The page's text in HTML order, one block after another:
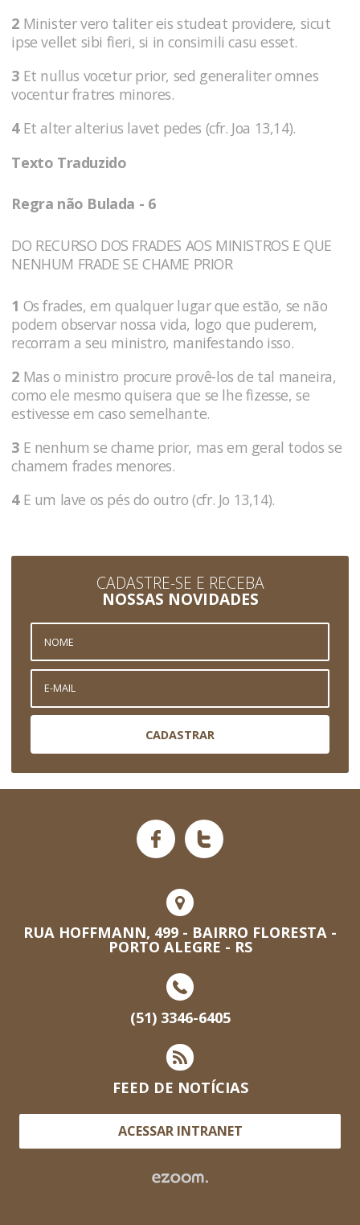
2 Minister vero taliter eis studeat providere, sicut
ipse vellet sibi fieri, si in consimili casu esset.
3 Et nullus vocetur prior, sed generaliter omnes
vocentur fratres minores.
4Et alter alterius lavet pedes (cfr. Joa 13,14).
Texto Traduzido
Regra não Bulada - 6
DO RECURSO DOS FRADES AOS MINISTROS E QUE
NENHUM FRADE SE CHAME PRIOR
1 Os frades, em qualquer lugar que estão, se não
podem observar nossa vida, logo que puderem,
recorram a seu ministro, manifestando isso.
2 Mas o ministro procure provê-los de tal maneira,
como ele mesmo quisera que se lhe fizesse, se
estivesse em caso semelhante.
3 E nenhum se chame prior, mas em geral todos se
chamem frades menores.
4E um lave os pés do outro (cfr. Jo 13,14).
CADASTRE-SE E RECEBA
NOSSAS NOVIDADES
CADASTRAR
RUA HOFFMANN, 499 - BAIRRO FLORESTA -
PORTO ALEGRE - RS
(51) 3346-6405
FEED DE NOTÍCIAS
ACESSAR INTRANET